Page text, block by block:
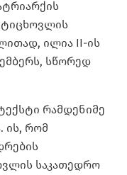
ილია II-ის
სწორედ
რამდენიმე
ის, რომ
საკათედრო